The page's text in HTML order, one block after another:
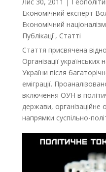
Економічний експерт
Економічний націоналізм
Публікації, Статті
Стаття присвячена
Організації українських
України після
еміграції.
включення ОУН в
держави,
напрямки суспільно-